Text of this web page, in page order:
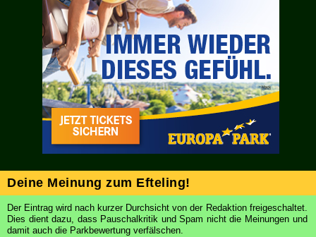
Deine Meinung zum Efteling!
Der Eintrag wird nach kurzer Durchsicht von der Redaktion freigeschaltet.
Dies dient dazu, dass Pauschalkritik und Spam nicht die Meinungen und
damit auch die Parkbewertung verfälschen.